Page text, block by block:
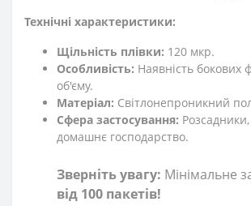
Технічні характеристики:
Щільність плівки: 120 мкр.
Особливість: Наявність бокових
об'єму.
Матеріал: Світлонепроникний
Сфера застосування:
домашнє господарство.
Зверніть увагу: Мінімальне
від 100 пакетів!